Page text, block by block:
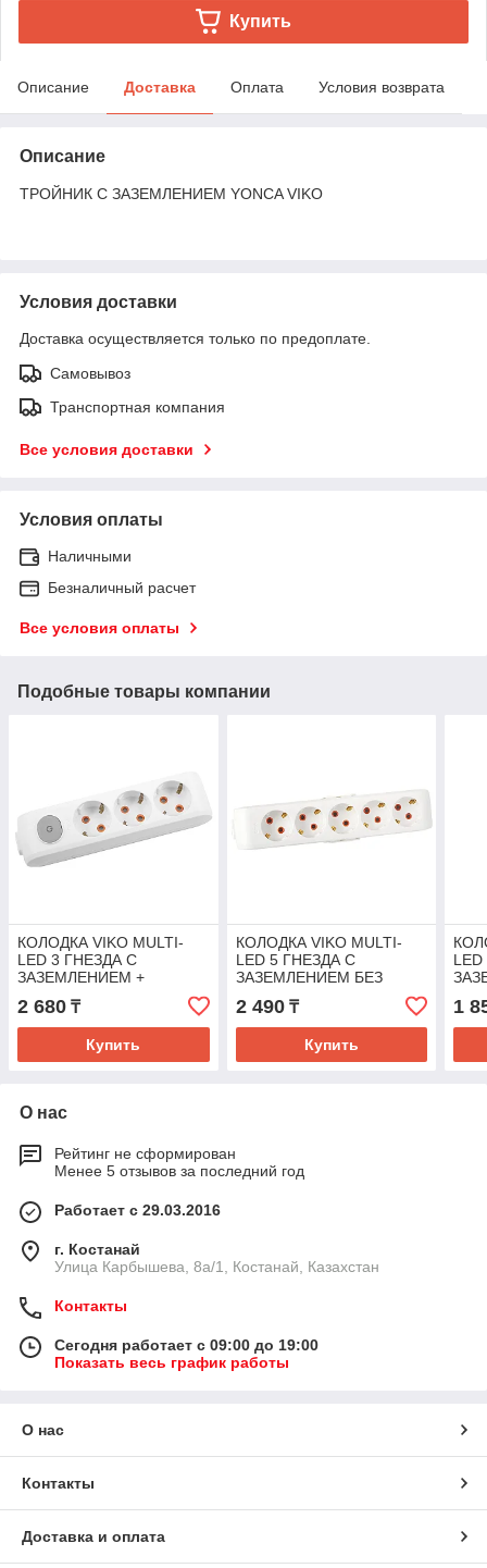
Купить
Описание Доставка Оплата Условия возврата
Описание
ТРОЙНИК С ЗАЗЕМЛЕНИЕМ YONCA VIKO
Условия доставки
Доставка осуществляется только по предоплате.
Самовывоз
Транспортная компания
Все условия доставки
Условия оплаты
Наличными
Безналичный расчет
Все условия оплаты
Подобные товары компании
КОЛОДКА VIKO MULTI-
LED 3 ГНЕЗДА С
ЗАЗЕМЛЕНИЕМ +
ВЫКЛЮЧАТЕЛИЕМ
БЕЛЫЙ
2 680 ₸
Купить
КОЛОДКА VIKO MULTI-
LED 5 ГНЕЗДА С
ЗАЗЕМЛЕНИЕМ БЕЗ
ЗАЩИТОЙ
2 490₸
Купить
1
О нас
Рейтинг не сформирован
Менее 5 отзывов за последний год
Работает с 29.03.2016
г. Костанай
Улица Карбышева, 8а/1, Костанай, Казахстан
Контакты
Сегодня работает с 09:00 до 19:00
Показать весь график работы
О нас
Контакты
Доставка и оплата